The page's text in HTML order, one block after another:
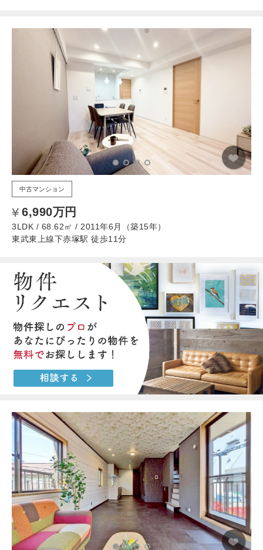
中古マンション
6,990万円
3LDK / 68.62㎡ / 2011年6月（築15年）
東武東上線下赤塚駅 徒歩11分